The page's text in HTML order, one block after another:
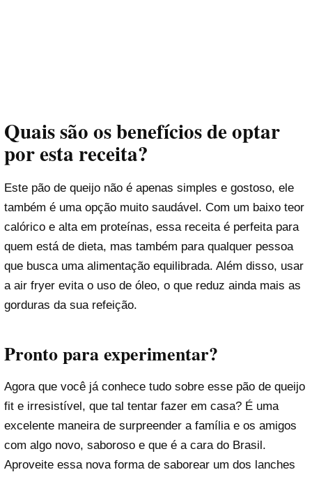
Quais são os benefícios de optar
por esta receita?
Este pão de queijo não é apenas simples e gostoso, ele
também é uma opção muito saudável. Com um baixo teor
calórico e alta em proteínas, essa receita é perfeita para
quem está de dieta, mas também para qualquer pessoa
que busca uma alimentação equilibrada. Além disso, usar
a air fryer evita o uso de óleo, o que reduz ainda mais as
gorduras da sua refeição.
Pronto para experimentar?
Agora que você já conhece tudo sobre esse pão de queijo
fit e irresistível, que tal tentar fazer em casa? É uma
excelente maneira de surpreender a família e os amigos
com algo novo, saboroso e que é a cara do Brasil.
Aproveite essa nova forma de saborear um dos lanches